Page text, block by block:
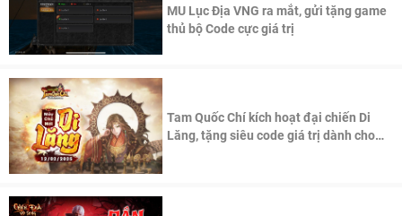
MU Lục Địa VNG ra mắt, gửi tặng game
thủ bộ Code cực giá trị
Tam Quốc Chí kích hoạt đại chiến Di
Lăng, tặng siêu code giá trị dành cho